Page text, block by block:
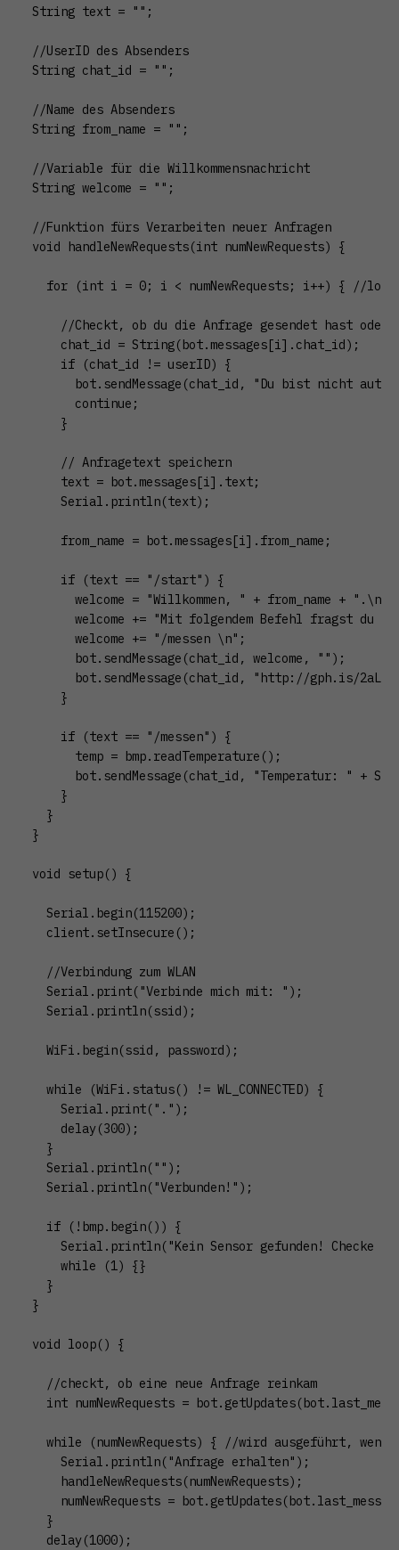
String text = "";
//UserID des Absenders
String chat_id = "";
//Name des Absenders
String from_name = "";
//Variable für die Willkommensnachricht
String welcome = "";
//Funktion fürs Verarbeiten neuer Anfragen
void handleNewRequests(int numNewRequests) {
for (int i = 0; i < numNewRequests; i++) { //
//Checkt, ob du die Anfrage gesendet hast oder
    chat_id = String(bot.messages[i].chat_id);
    if (chat_id != userID) {
bot.sendMessage(chat_id, "Du bist nicht
      continue;
    }
    // Anfragetext speichern
    text = bot.messages[i].text;
    Serial.println(text);
    from_name = bot.messages[i].from_name;
    if (text == "/start") {
      welcome = "Willkommen, " + from_name + ".\n";
welcome += "Mit folgendem Befehl fragst du
      welcome += "/messen \n";
      bot.sendMessage(chat_id, welcome, "");
bot.sendMessage(chat_id, "http://gph.is/
    }
    if (text == "/messen") {
      temp = bmp.readTemperature();
bot.sendMessage(chat_id, "Temperatur: " +
    }
  }
}
void setup() {
  Serial.begin(115200);
  client.setInsecure();
  //Verbindung zum WLAN
  Serial.print("Verbinde mich mit: ");
  Serial.println(ssid);
  WiFi.begin(ssid, password);
  while (WiFi.status() != WL_CONNECTED) {
    Serial.print(".");
    delay(300);
  }
  Serial.println("");
  Serial.println("Verbunden!");
  if (!bmp.begin()) {
Serial.println("Kein Sensor gefunden! Checke
    while (1) {}
  }
}
void loop() {
  //checkt, ob eine neue Anfrage reinkam
int numNewRequests =
while (numNewRequests) { //wird ausgeführt, wenn
    Serial.println("Anfrage erhalten");
    handleNewRequests(numNewRequests);
numNewRequests =
  }
  delay(1000);